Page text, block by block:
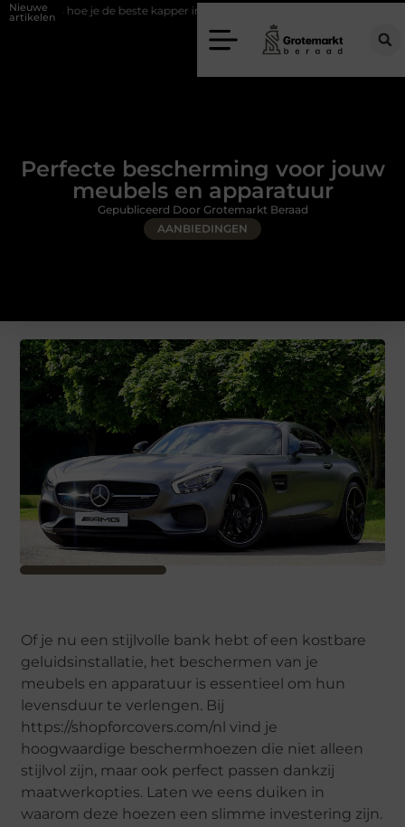
Nieuwe
artikelen
beste kapper in Arnhem kunt vinden
Perfecte bescherming voor jouw
meubels en apparatuur
AANBIEDINGEN
Gepubliceerd Door Grotemarkt Beraad
Of je nu een stijlvolle bank hebt of een kostbare
geluidsinstallatie, het beschermen van je
meubels en apparatuur is essentieel om hun
levensduur te verlengen. Bij
https://shopforcovers.com/nl vind je
hoogwaardige beschermhoezen die niet alleen
stijlvol zijn, maar ook perfect passen dankzij
maatwerkopties. Laten we eens duiken in
waarom deze hoezen een slimme investering zijn.